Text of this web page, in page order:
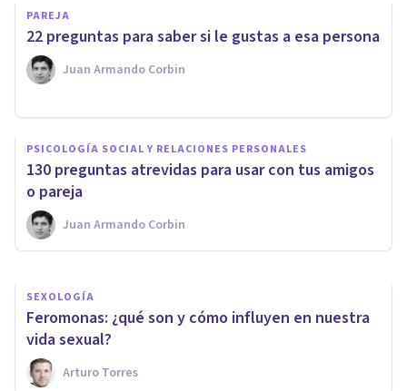
PAREJA
22 preguntas para saber si le gustas a esa persona
Juan Armando Corbin
PSICOLOGÍA SOCIAL Y RELACIONES PERSONALES
130 preguntas atrevidas para usar con tus amigos
o pareja
Juan Armando Corbin
¿Por qué me equivoco a la hora
de buscar pareja?
Tomás Santa Cecilia
SEXOLOGÍA
Feromonas: ¿qué son y cómo influyen en nuestra
vida sexual?
Arturo Torres